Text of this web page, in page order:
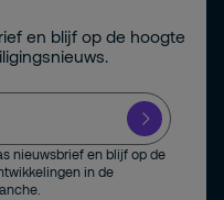
en blijf op de hoogte
nieuwsbrief en blijf op de
in de